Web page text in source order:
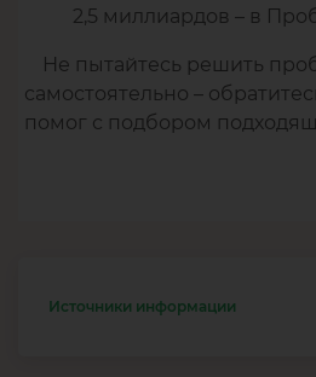
2,5 миллиардов – в
Не пытайтесь решить
самостоятельно –
помог с подбором
Источники информации